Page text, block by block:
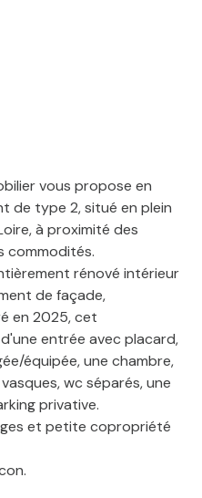
vous propose en
de type 2, situé en plein
à proximité des
commodités.
rénové intérieur
de façade,
en 2025, cet
entrée avec placard,
équipée, une chambre,
wc séparés, une
privative.
et petite copropriété